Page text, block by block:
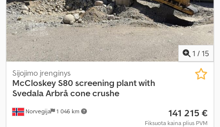
1 / 15
Norvegija 1 046 km
Sijojimo įrenginys
McCloskey S80 screening plant with
Svedala Arbrå cone crushe
141 215 €
Fiksuota kaina plius PVM